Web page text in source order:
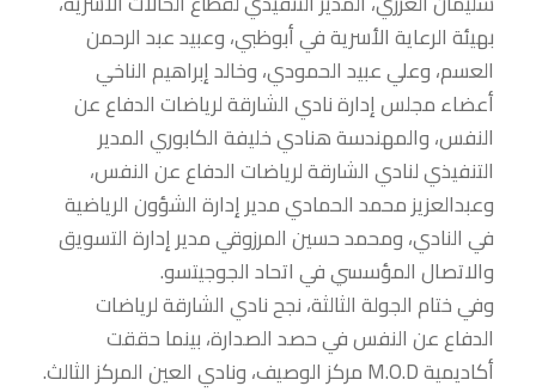
بهيئة الرعاية الأسرية في أبوظبي، وعبيد عبد الرحمن
العسم، وعلي عبيد الحمودي، وخالد إبراهيم الناخي
أعضاء مجلس إدارة نادي الشارقة لرياضات الدفاع عن
النفس، والمهندسة هنادي خليفة الكابوري المدير
التنفيذي لنادي الشارقة لرياضات الدفاع عن النفس،
وعبدالعزيز محمد الحمادي مدير إدارة الشؤون الرياضية
في النادي، ومحمد حسين المرزوقي مدير إدارة التسويق
والاتصال المؤسسي في اتحاد الجوجيتسو.
وفي ختام الجولة الثالثة، نجح نادي الشارقة لرياضات
الدفاع عن النفس في حصد الصدارة، بينما حققت
أكاديمية M.O.D مركز الوصيف، ونادي العين المركز الثالث.